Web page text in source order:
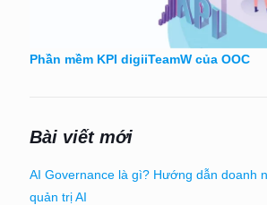
Phần mềm KPI digiiTeamW của OOC
Bài viết mới
AI Governance là gì? Hướng dẫn doanh
quản trị AI